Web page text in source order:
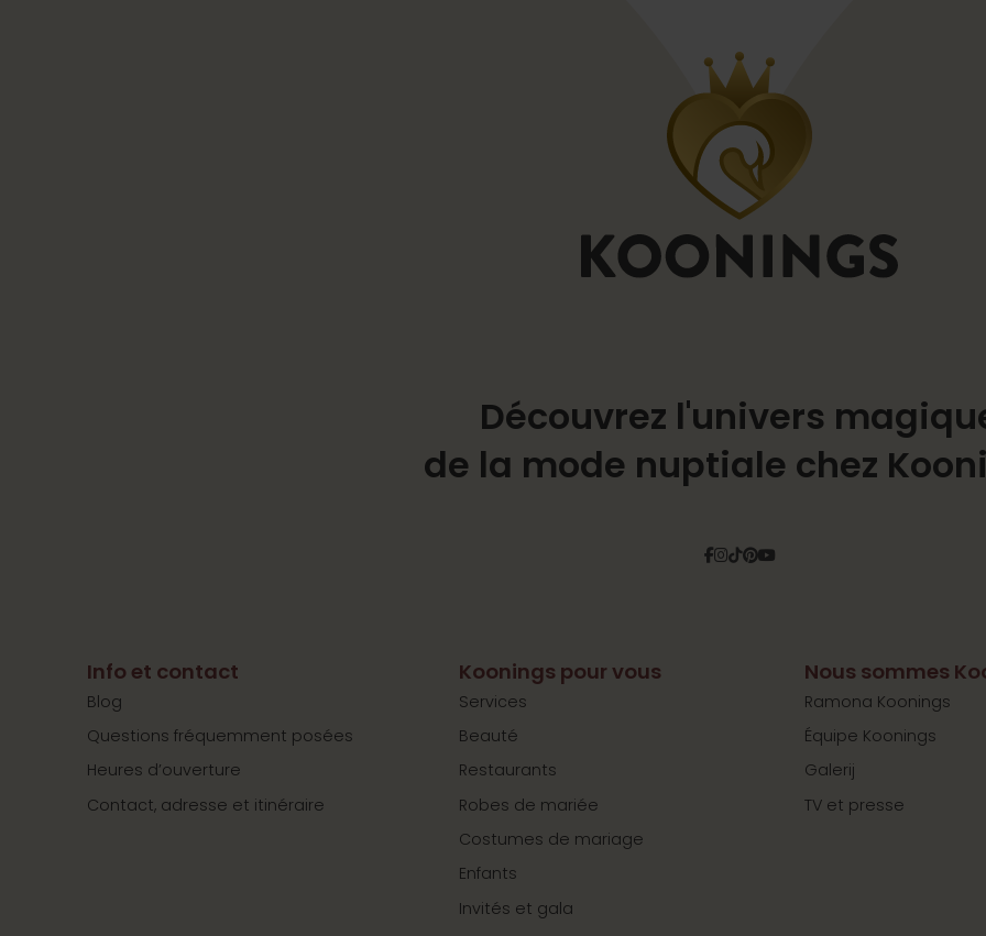
Découvrez l'univers
de la mode nuptiale chez
Facebook
Instagram
Tiktok
Pinterest
YouTube
Info et contact
Blog
Questions fréquemment posées
Heures d’ouverture
Contact, adresse et itinéraire
Koonings pour vous
Services
Beauté
Restaurants
Robes de mariée
Costumes de mariage
Enfants
Invités et gala
Nous sommes
Ramona Koonings
Équipe Koonings
Galerij
TV et presse